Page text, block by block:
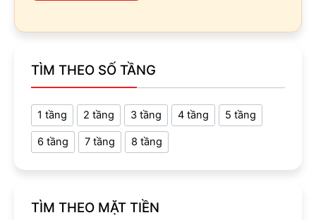
TÌM THEO SỐ TẦNG
1 tầng 2 tầng 3 tầng 4 tầng 5 tầng
6 tầng 7 tầng 8 tầng
TÌM THEO MẶT TIỀN